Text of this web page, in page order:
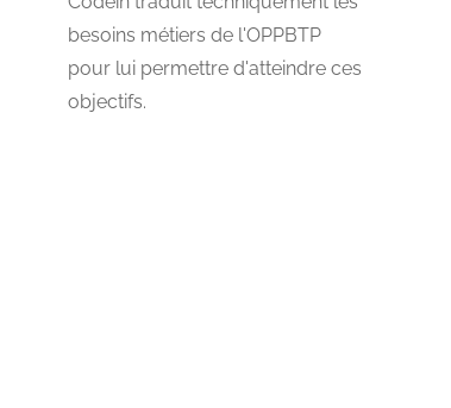
besoins métiers de l'OPPBTP
pour lui permettre d'atteindre ces
objectifs.